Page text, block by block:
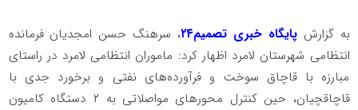
به گزارشپایگاه خبری تصمیم۲۴
، سرهنگ حسن امجدیان فرمانده
انتظامی شهرستان لامرد اظهار کرد: ماموران انتظامی لامرد در راستای
مبارزه با قاچاق سوخت و فرآورده‌های نفتی و برخورد جدی با
قاچاقچیان، حین کنترل محورهای مواصلاتی به ۲ دستگاه کامیون